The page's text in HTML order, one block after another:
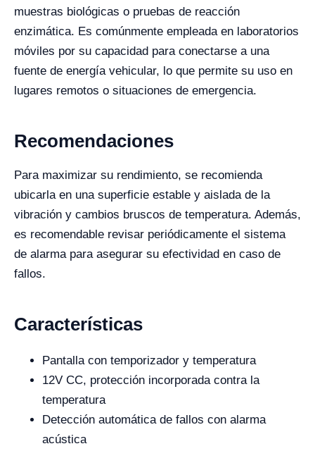
muestras biológicas o pruebas de reacción
enzimática. Es comúnmente empleada en laboratorios
móviles por su capacidad para conectarse a una
fuente de energía vehicular, lo que permite su uso en
lugares remotos o situaciones de emergencia.
Recomendaciones
Para maximizar su rendimiento, se recomienda
ubicarla en una superficie estable y aislada de la
vibración y cambios bruscos de temperatura. Además,
es recomendable revisar periódicamente el sistema
de alarma para asegurar su efectividad en caso de
fallos.
Características
Pantalla con temporizador y temperatura
12V CC, protección incorporada contra la
temperatura
Detección automática de fallos con alarma
acústica